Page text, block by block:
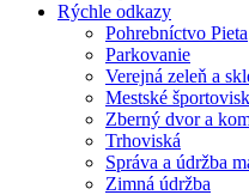
Rýchle odkazy
Pohrebníctvo Pieta
Parkovanie
Verejná zeleň a
Mestské
Zberný dvor a
Trhoviská
Správa a údržba
Zimná údržba